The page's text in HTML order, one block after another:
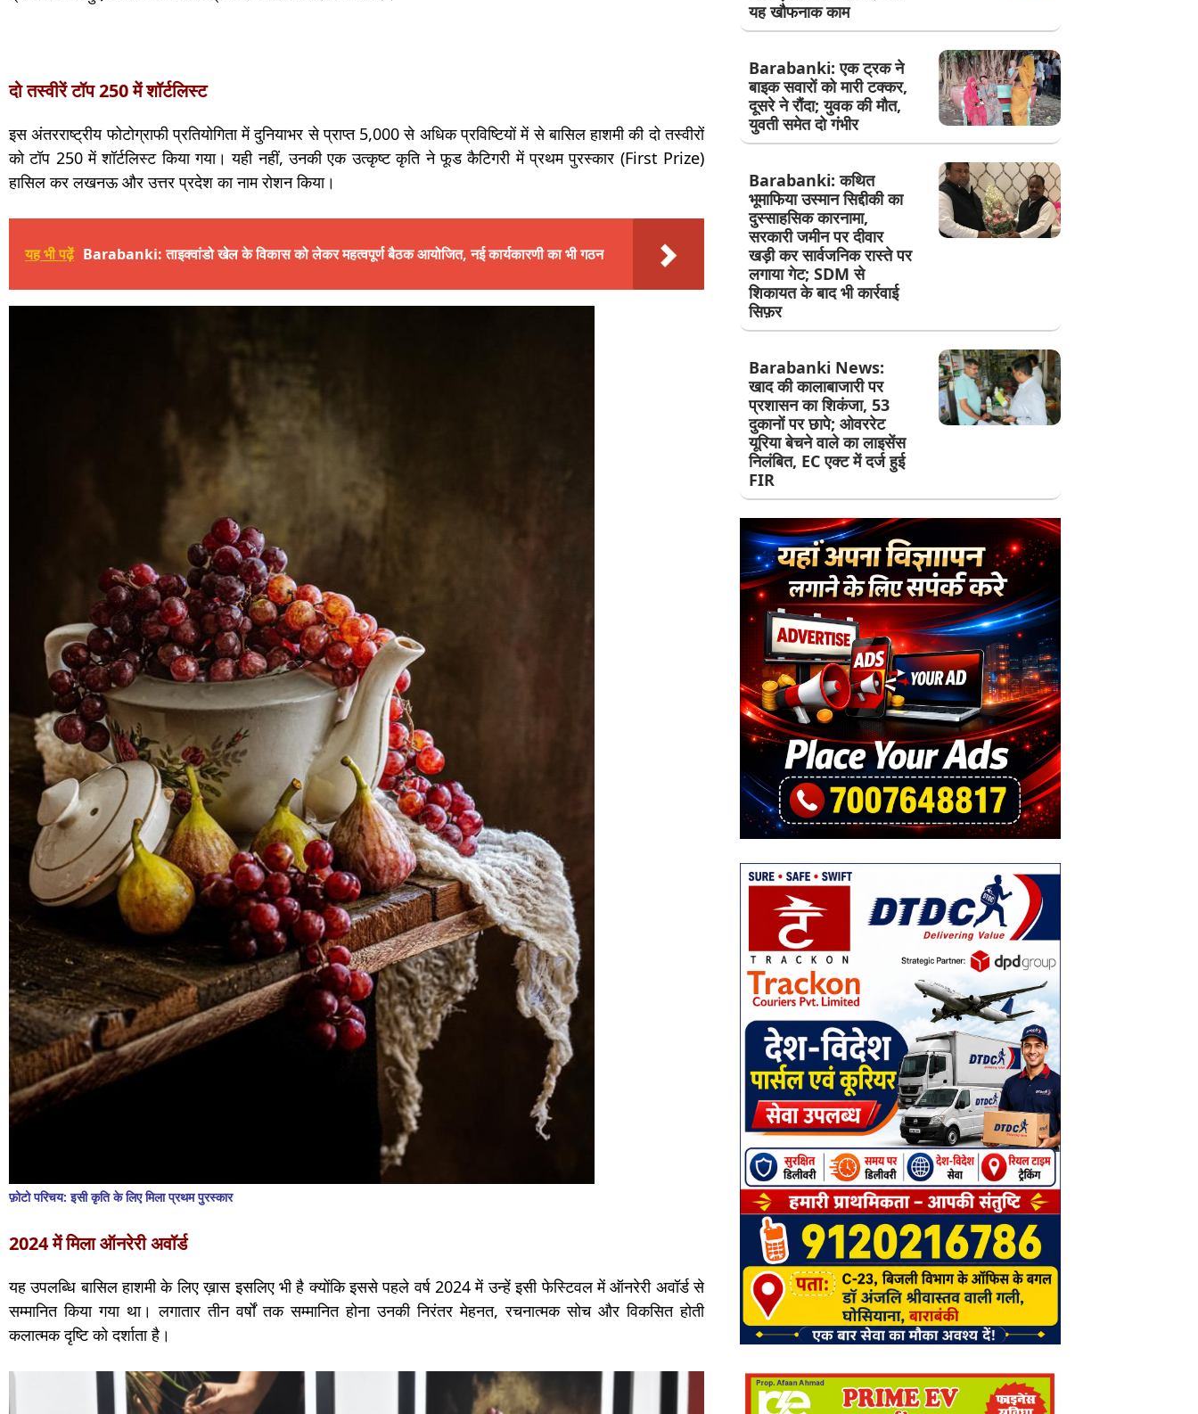
दो तस्वीरें टॉप 250 में शॉर्टलिस्ट
इस अंतरराष्ट्रीय फोटोग्राफी प्रतियोगिता में दुनियाभर से प्राप्त 5,000 से अधिक प्रविष्टियों में से बासिल हाशमी की दो तस्वीरों
को टॉप 250 में शॉर्टलिस्ट किया गया। यही नहीं, उनकी एक उत्कृष्ट कृति ने फूड कैटिगरी में प्रथम पुरस्कार (First Prize)
हासिल कर लखनऊ और उत्तर प्रदेश का नाम रोशन किया।
यह भी पढ़ें Barabanki: ताइक्वांडो खेल के विकास को लेकर महत्वपूर्ण बैठक आयोजित, नई कार्यकारणी का भी गठन
फ़ोटो परिचय: इसी कृति के लिए मिला प्रथम पुरस्कार
2024 में मिला ऑनरेरी अवॉर्ड
यह उपलब्धि बासिल हाशमी के लिए ख़ास इसलिए भी है क्योंकि इससे पहले वर्ष 2024 में उन्हें इसी फेस्टिवल में ऑनरेरी अवॉर्ड से
सम्मानित किया गया था। लगातार तीन वर्षों तक सम्मानित होना उनकी निरंतर मेहनत, रचनात्मक सोच और विकसित होती
कलात्मक दृष्टि को दर्शाता है।
यह खौफनाक काम
Barabanki: एक ट्रक ने
बाइक सवारों को मारी टक्कर,
दूसरे ने रौंदा; युवक की मौत,
युवती समेत दो गंभीर
Barabanki: कथित
भूमाफिया उस्मान सिद्दीकी का
दुस्साहसिक कारनामा,
सरकारी जमीन पर दीवार
खड़ी कर सार्वजनिक रास्ते पर
लगाया गेट; SDM से
शिकायत के बाद भी कार्रवाई
सिफ़र
Barabanki News:
खाद की कालाबाजारी पर
प्रशासन का शिकंजा, 53
दुकानों पर छापे; ओवररेट
यूरिया बेचने वाले का लाइसेंस
निलंबित, EC एक्ट में दर्ज हुई
FIR